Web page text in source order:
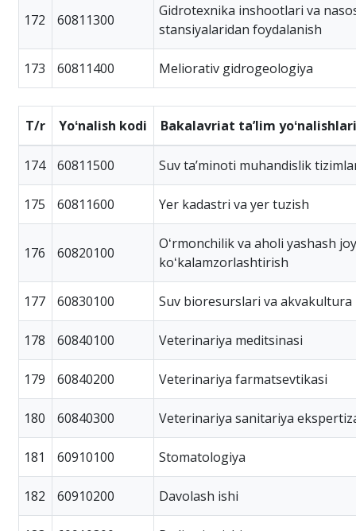
172 60811300
Gidrotexnika inshootlari va
stansiyalaridan foydalanish
173 60811400 Meliorativ gidrogeologiya
T/r Yoʻnalish kodi Bakalavriat taʼlim
174 60811500 Suv taʼminoti muhandislik
175 60811600 Yer kadastri va yer tuzish
176 60820100
Oʻrmonchilik va aholi yashash
koʻkalamzorlashtirish
177 60830100 Suv bioresurslari va akvakultura
178 60840100 Veterinariya meditsinasi
179 60840200 Veterinariya farmatsevtikasi
180 60840300 Veterinariya sanitariya
181 60910100 Stomatologiya
182 60910200 Davolash ishi